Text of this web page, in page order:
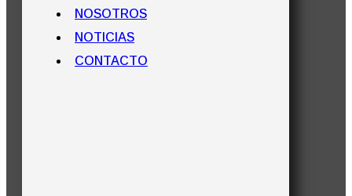
NOSOTROS
NOTICIAS
CONTACTO